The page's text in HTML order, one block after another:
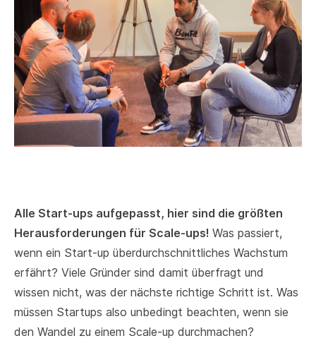
Alle Start-ups aufgepasst, hier sind die größten
Herausforderungen für Scale-ups! Was passiert,
wenn ein Start-up überdurchschnittliches Wachstum
erfährt? Viele Gründer sind damit überfragt und
wissen nicht, was der nächste richtige Schritt ist. Was
müssen Startups also unbedingt beachten, wenn sie
den Wandel zu einem Scale-up durchmachen?